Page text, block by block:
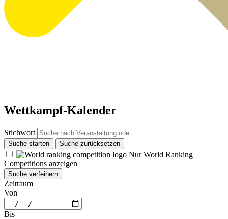
Wettkampf-Kalender
Stichwort
Suche starten Suche zurücksetzen
Nur World Ranking
Competitions anzeigen
Suche verfeinern
Zeitraum
Von
Bis